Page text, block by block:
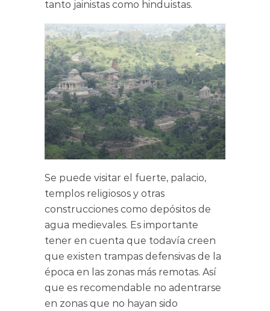
tanto jainistas como hinduistas.
Se puede visitar el fuerte, palacio,
templos religiosos y otras
construcciones como depósitos de
agua medievales. Es importante
tener en cuenta que todavía creen
que existen trampas defensivas de la
época en las zonas más remotas. Así
que es recomendable no adentrarse
en zonas que no hayan sido